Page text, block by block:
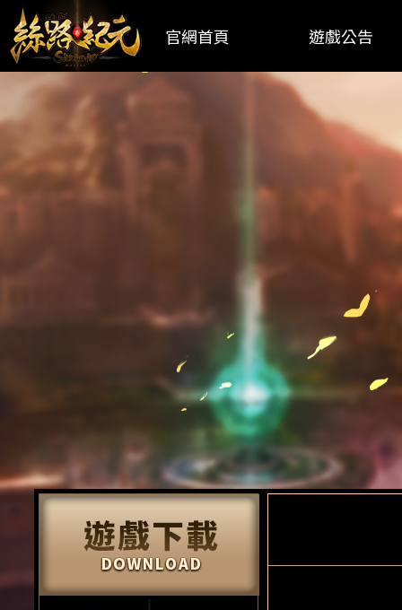
官網首頁 遊戲公告